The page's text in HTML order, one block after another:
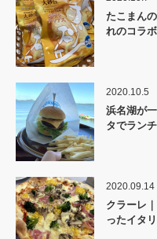
たこまん
れのコラ
2020.10.5
浜名湖が
タでランチ
2020.09.14
クラーレ
ったイタ